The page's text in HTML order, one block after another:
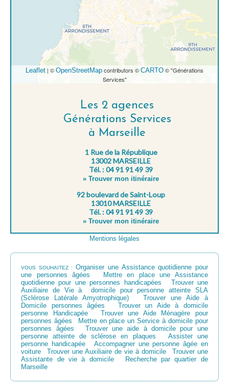
Leaflet | © OpenStreetMap contributors © CARTO © "Générations
Services"
Les 2 agences
Générations Services
à Marseille
1 Rue de la République
13002 MARSEILLE
Tél. : 04 91 91 49 39
» Trouver mon itinéraire
92 boulevard de Saint-Loup
13010 MARSEILLE
Tél. : 04 91 91 49 39
» Trouver mon itinéraire
Mentions légales
VOUS SOUHAITEZ :Organiser une Assistance quotidienne pour
une personnes âgées
Mettre en place une Assistance
quotidienne pour une personnes handicapées
Trouver une
Auxiliaire de Vie à domicile pour personne atteinte SLA
(Sclérose Latérale Amyotrophique)
Trouver une Aide à
Domicile personnes âgées
Trouver un Aide à domicile
personne Handicapée
Trouver une Aide Ménagère pour
personnes âgées
Mettre en place un Service à domicile pour
personnes âgées
Trouver une aide à domicile pour une
personne atteinte de sclérose en plaques
Assister une
personne handicapée
Accompagner une personne âgée en
voiture
Trouver une Auxiliaire de vie à domicile
Trouver une
Assistante de vie à domicile
Recherche par quartier de
Marseille